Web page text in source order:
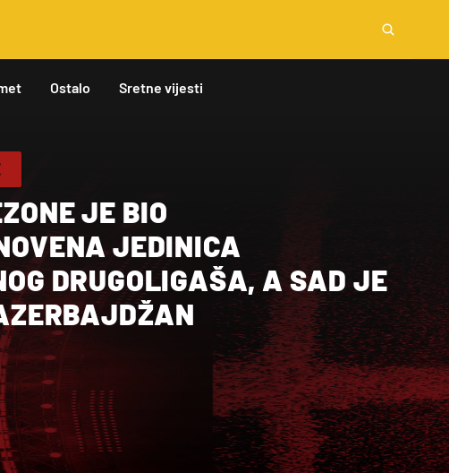
Ostalo Sretne vijesti
JE BIO
JEDINICA
DRUGOLIGAŠA, A SAD JE